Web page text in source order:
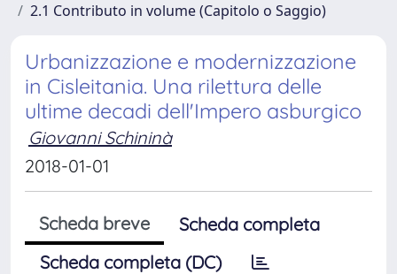
2.1 Contributo in volume (Capitolo o Saggio)
Urbanizzazione e modernizzazione
in Cisleitania. Una rilettura delle
ultime decadi dell'Impero asburgico
Giovanni Schininà
2018-01-01
Scheda breve
Scheda completa
Scheda completa (DC)